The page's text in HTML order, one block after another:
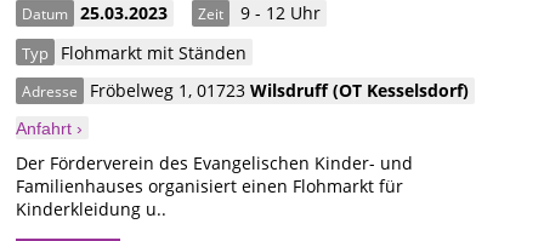
Datum 25.03.2023 Zeit 9 - 12 Uhr
Typ Flohmarkt mit Ständen
Adresse Fröbelweg 1,01723Wilsdruff(OT Kesselsdorf)
Anfahrt ›
Der Förderverein des Evangelischen Kinder- und
Familienhauses organisiert einen Flohmarkt für
Kinderkleidung u..